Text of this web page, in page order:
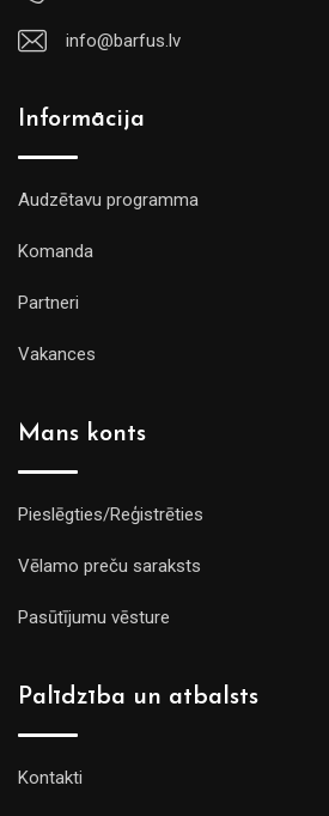
info@barfus.lv
Informācija
Audzētavu programma
Komanda
Partneri
Vakances
Mans konts
Pieslēgties/Reģistrēties
Vēlamo preču saraksts
Pasūtījumu vēsture
Palīdzība un atbalsts
Kontakti